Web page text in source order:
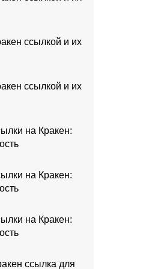
ссылкой и их
ссылкой и их
на Кракен:
на Кракен:
на Кракен:
ссылка для